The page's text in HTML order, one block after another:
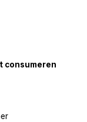
consumeren